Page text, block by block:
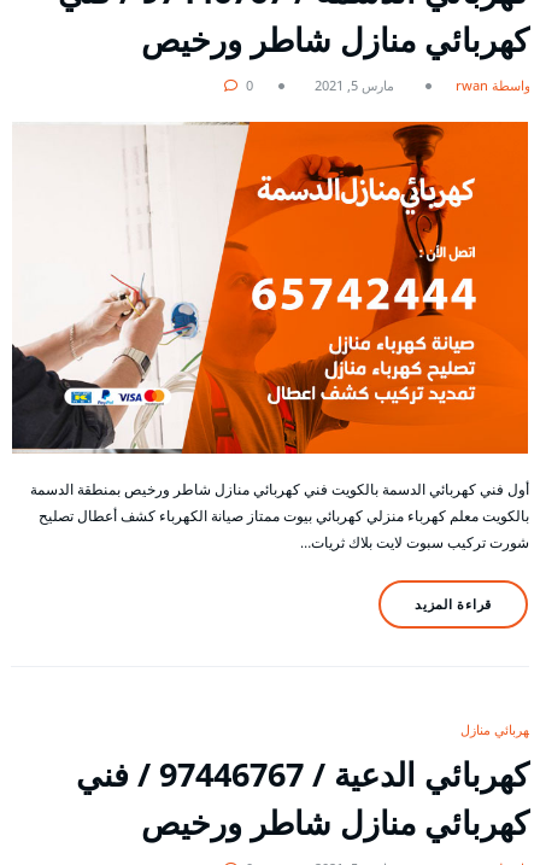
كهربائي منازل شاطر ورخيص
بواسطة rwan مارس 5, 2021 0
أول فني كهربائي الدسمة بالكويت فني كهربائي منازل شاطر ورخيص بمنطقة الدسمة
بالكويت معلم كهرباء منزلي كهربائي بيوت ممتاز صيانة الكهرباء كشف أعطال تصليح
شورت تركيب سبوت لايت بلاك ثريات…
قراءة المزيد
كهربائي منازل
كهربائي الدعية / 97446767 / فني
كهربائي منازل شاطر ورخيص